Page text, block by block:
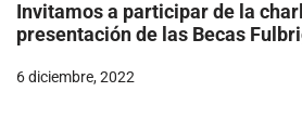
Invitamos a participar de la
presentación de las Becas
6 diciembre, 2022